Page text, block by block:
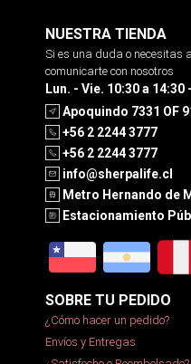
NUESTRA TIENDA
Si es una duda o necesitas
comunicarte con nosotros
Lun. - Vie. 10:30 a 14:30
Apoquindo 7331 OF
+56 2 2244 3777
+56 2 2244 3777
info@sherpalife.cl
Metro Hernando de
Estacionamiento
SOBRE TU PEDIDO
¿Cómo hacer un pedido?
Envíos y Entregas